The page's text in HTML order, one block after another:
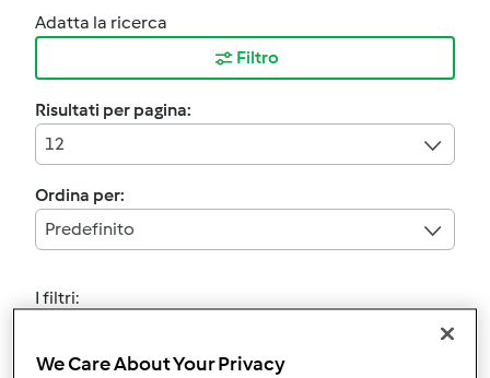
Adatta la ricerca
Filtro
Risultati per pagina:
12
Ordina per:
Predefinito
I filtri:
We Care About Your Privacy